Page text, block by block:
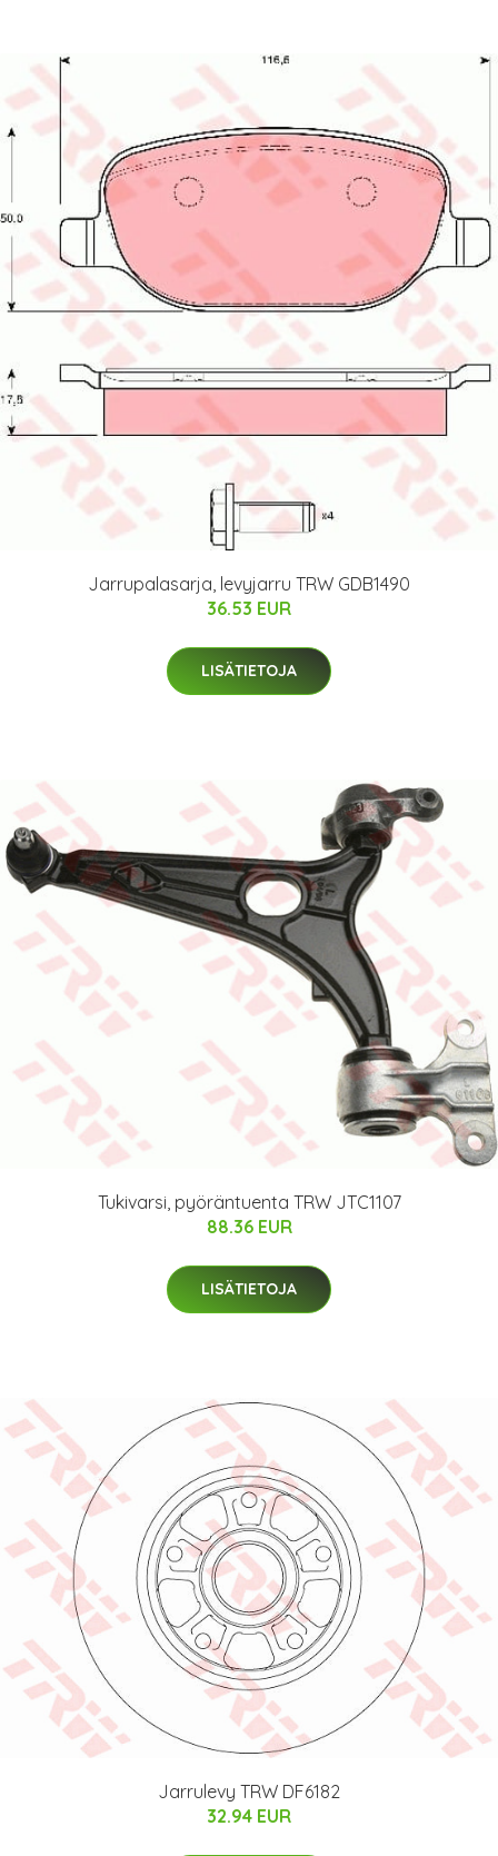
Jarrupalasarja, levyjarru TRW GDB1490
36.53 EUR
LISÄTIETOJA
Tukivarsi, pyöräntuenta TRW JTC1107
88.36 EUR
LISÄTIETOJA
Jarrulevy TRW DF6182
32.94 EUR